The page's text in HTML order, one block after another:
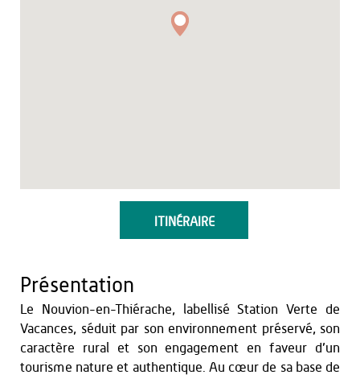
ITINÉRAIRE
Présentation
Le Nouvion-en-Thiérache, labellisé Station Verte de
Vacances, séduit par son environnement préservé, son
caractère rural et son engagement en faveur d’un
tourisme nature et authentique. Au cœur de sa base de